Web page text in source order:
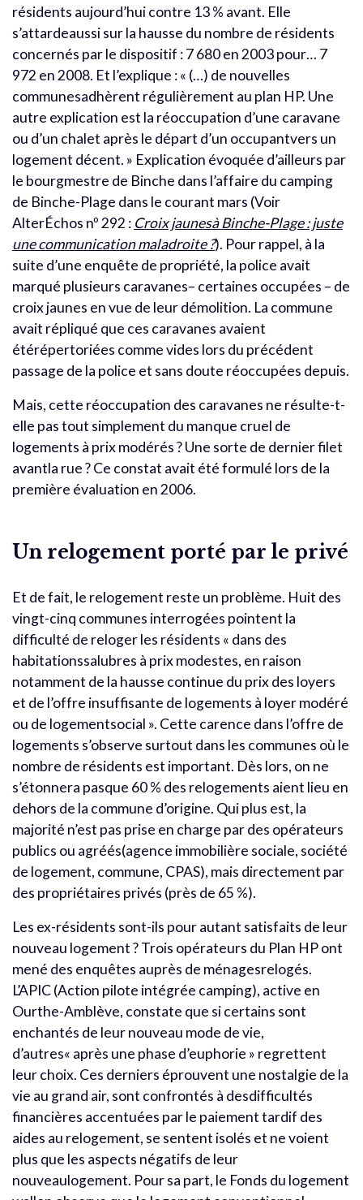
résidents aujourd’hui contre 13 % avant. Elle
s’attardeaussi sur la hausse du nombre de résidents
concernés par le dispositif : 7 680 en 2003 pour… 7
972 en 2008. Et l’explique : « (…) de nouvelles
communesadhèrent régulièrement au plan HP. Une
autre explication est la réoccupation d’une caravane
ou d’un chalet après le départ d’un occupantvers un
logement décent. » Explication évoquée d’ailleurs par
le bourgmestre de Binche dans l’affaire du camping
de Binche-Plage dans le courant mars (Voir
AlterÉchos nº 292 : Croix jaunesà Binche-Plage : juste
une communication maladroite ?). Pour rappel, à la
suite d’une enquête de propriété, la police avait
marqué plusieurs caravanes– certaines occupées – de
croix jaunes en vue de leur démolition. La commune
avait répliqué que ces caravanes avaient
étérépertoriées comme vides lors du précédent
passage de la police et sans doute réoccupées depuis.
Mais, cette réoccupation des caravanes ne résulte-t-
elle pas tout simplement du manque cruel de
logements à prix modérés ? Une sorte de dernier filet
avantla rue ? Ce constat avait été formulé lors de la
première évaluation en 2006.
Un relogement porté par le privé
Et de fait, le relogement reste un problème. Huit des
vingt-cinq communes interrogées pointent la
difficulté de reloger les résidents « dans des
habitationssalubres à prix modestes, en raison
notamment de la hausse continue du prix des loyers
et de l’offre insuffisante de logements à loyer modéré
ou de logementsocial ». Cette carence dans l’offre de
logements s’observe surtout dans les communes où le
nombre de résidents est important. Dès lors, on ne
s’étonnera pasque 60 % des relogements aient lieu en
dehors de la commune d’origine. Qui plus est, la
majorité n’est pas prise en charge par des opérateurs
publics ou agréés(agence immobilière sociale, société
de logement, commune, CPAS), mais directement par
des propriétaires privés (près de 65 %).
Les ex-résidents sont-ils pour autant satisfaits de leur
nouveau logement ? Trois opérateurs du Plan HP ont
mené des enquêtes auprès de ménagesrelogés.
L’APIC (Action pilote intégrée camping), active en
Ourthe-Amblève, constate que si certains sont
enchantés de leur nouveau mode de vie,
d’autres« après une phase d’euphorie » regrettent
leur choix. Ces derniers éprouvent une nostalgie de la
vie au grand air, sont confrontés à desdifficultés
financières accentuées par le paiement tardif des
aides au relogement, se sentent isolés et ne voient
plus que les aspects négatifs de leur
nouveaulogement. Pour sa part, le Fonds du logement